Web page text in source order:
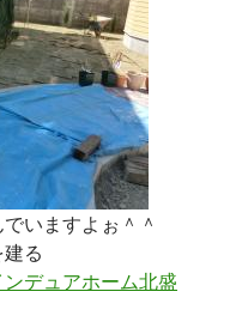
いますよぉ＾＾
る
ンデュアホーム北盛